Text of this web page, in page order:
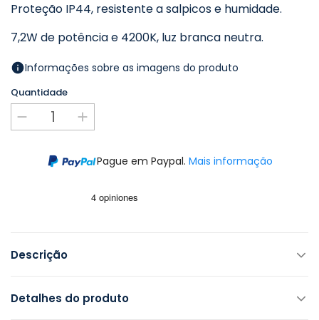
Proteção IP44, resistente a salpicos e humidade.
7,2W de potência e 4200K, luz branca neutra.
Informações sobre as imagens do produto
Quantidade
Pague em Paypal. Mais informação
Descrição
Detalhes do produto